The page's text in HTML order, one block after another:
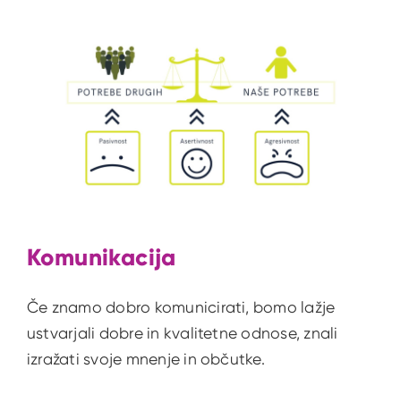
Komunikacija
Če znamo dobro komunicirati, bomo lažje
ustvarjali dobre in kvalitetne odnose, znali
izražati svoje mnenje in občutke.